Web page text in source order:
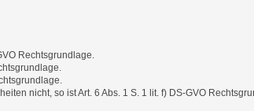
Rechtsgrundlage.
nicht, so ist Art. 6 Abs. 1 S. 1 lit. f) DS-GVO